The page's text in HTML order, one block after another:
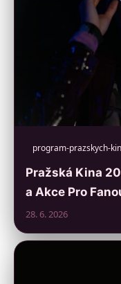
program-prazskych-
Pražská Kina
a Akce Pro
28. 6. 2026